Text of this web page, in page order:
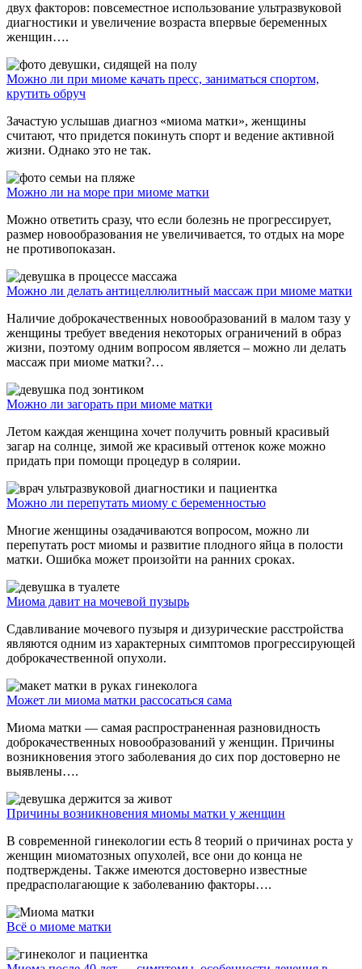
двух факторов: повсеместное использование ультразвуковой
диагностики и увеличение возраста впервые беременных
женщин….
Можно ли при миоме качать пресс, заниматься спортом,
крутить обруч
Зачастую услышав диагноз «миома матки», женщины
считают, что придется покинуть спорт и ведение активной
жизни. Однако это не так.
Можно ли на море при миоме матки
Можно ответить сразу, что если болезнь не прогрессирует,
размер новообразования не увеличивается, то отдых на море
не противопоказан.
Можно ли делать антицеллюлитный массаж при миоме матки
Наличие доброкачественных новообразований в малом тазу у
женщины требует введения некоторых ограничений в образ
жизни, поэтому одним вопросом является – можно ли делать
массаж при миоме матки?…
Можно ли загорать при миоме матки
Летом каждая женщина хочет получить ровный красивый
загар на солнце, зимой же красивый оттенок коже можно
придать при помощи процедур в солярии.
Можно ли перепутать миому с беременностью
Многие женщины озадачиваются вопросом, можно ли
перепутать рост миомы и развитие плодного яйца в полости
матки. Ошибка может произойти на ранних сроках.
Миома давит на мочевой пузырь
Сдавливание мочевого пузыря и дизурические расстройства
являются одним из характерных симптомов прогрессирующей
доброкачественной опухоли.
Может ли миома матки рассосаться сама
Миома матки — самая распространенная разновидность
доброкачественных новообразований у женщин. Причины
возникновения этого заболевания до сих пор достоверно не
выявлены….
Причины возникновения миомы матки у женщин
В современной гинекологии есть 8 теорий о причинах роста у
женщин миоматозных опухолей, все они до конца не
подтверждены. Также имеются достоверно известные
предрасполагающие к заболеванию факторы….
Всё о миоме матки